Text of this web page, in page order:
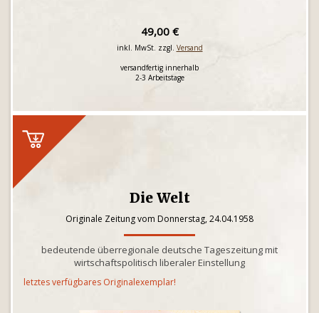
49,00 €
inkl. MwSt. zzgl. Versand
versandfertig innerhalb
2-3 Arbeitstage
Die Welt
Originale Zeitung vom Donnerstag, 24.04.1958
bedeutende überregionale deutsche Tageszeitung mit
wirtschaftspolitisch liberaler Einstellung
letztes verfügbares Originalexemplar!